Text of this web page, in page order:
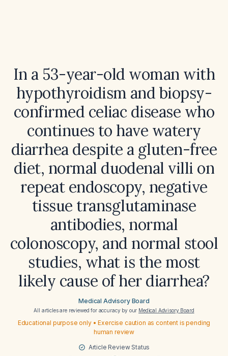
In a 53-year-old woman with
hypothyroidism and biopsy-
confirmed celiac disease who
continues to have watery
diarrhea despite a gluten-free
diet, normal duodenal villi on
repeat endoscopy, negative
tissue transglutaminase
antibodies, normal
colonoscopy, and normal stool
studies, what is the most
likely cause of her diarrhea?
Medical Advisory Board
All articles are reviewed for accuracy by our Medical Advisory Board
Educational purpose only • Exercise caution as content is pending
human review
Article Review Status